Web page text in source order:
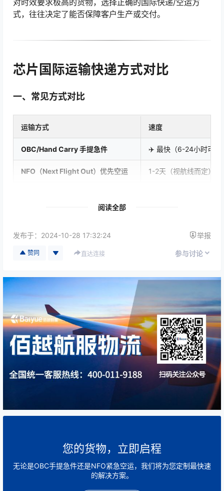
对时效要求极高的货物，选择正确的国际快递/空运方
式，往往决定了能否保障客户生产或交付。
芯片国际运输快递方式对比
一、常见方式对比
运输方式 速度
OBC/Hand Carry 手提急件 ✈️ 最快（6-24小时可送
NFO（Next Flight Out）优先空运 1-2天（视航线而定）
海运/铁路
二、分析对比
最快的方式 → OBC/Hand Carry
芯片直接由专人随身带上飞机，抵达后即刻清关交
阅读全部
发布于： 2024-10-28 17:32:24 举报
赞同 直达连接 参与讨论
您的货物，立即启程
无论是OBC手提急件还是NFO紧急空运，我们将为您定制最快速
的解决方案。